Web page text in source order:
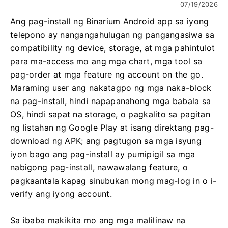
07/19/2026
Ang pag-install ng Binarium Android app sa iyong
telepono ay nangangahulugan ng pangangasiwa sa
compatibility ng device, storage, at mga pahintulot
para ma-access mo ang mga chart, mga tool sa
pag-order at mga feature ng account on the go.
Maraming user ang nakatagpo ng mga naka-block
na pag-install, hindi napapanahong mga babala sa
OS, hindi sapat na storage, o pagkalito sa pagitan
ng listahan ng Google Play at isang direktang pag-
download ng APK; ang pagtugon sa mga isyung
iyon bago ang pag-install ay pumipigil sa mga
nabigong pag-install, nawawalang feature, o
pagkaantala kapag sinubukan mong mag-log in o i-
verify ang iyong account.
Sa ibaba makikita mo ang mga malilinaw na